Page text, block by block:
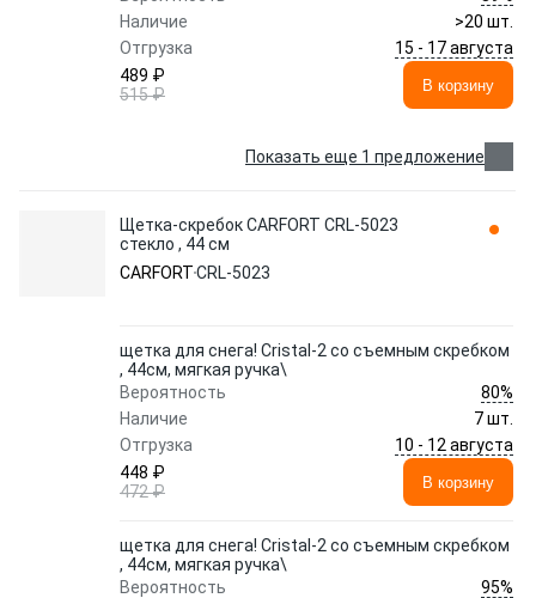
Наличие
>20 шт.
Отгрузка
15 - 17 августа
489 ₽
515 ₽
В корзину
Показать еще 1 предложение
Щетка-скребок CARFORT CRL-5023
стекло , 44 см
CARFORTCRL-5023
щетка для снега! Cristal-2 со съемным скребком
, 44см, мягкая ручка\
Вероятность
80%
Наличие
7 шт.
Отгрузка
10 - 12 августа
448 ₽
472 ₽
В корзину
щетка для снега! Cristal-2 со съемным скребком
, 44см, мягкая ручка\
Вероятность
95%